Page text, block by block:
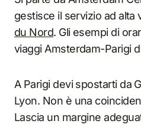
gestisce il servizio ad alta
du Nord. Gli esempi di
viaggi Amsterdam-Parigi
A Parigi devi spostarti da
Lyon. Non è una
Lascia un margine